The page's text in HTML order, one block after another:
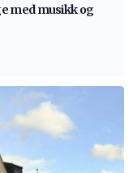
med musikk og